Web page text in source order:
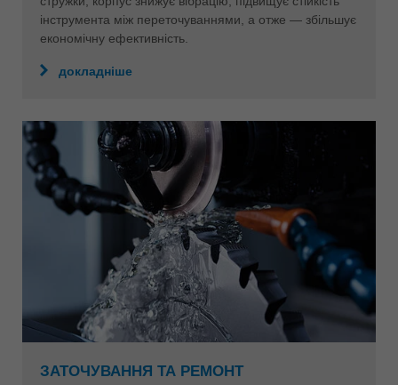
інструмента між переточуваннями, а отже — збільшує
економічну ефективність.
докладніше
ЗАТОЧУВАННЯ ТА РЕМОНТ